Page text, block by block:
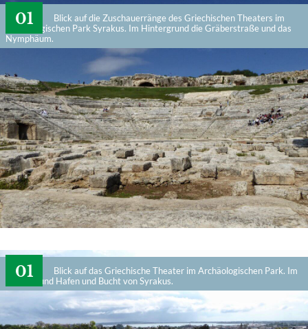
Blick auf die Zuschauerränge des Griechischen Theaters im
Archäologischen Park Syrakus. Im Hintergrund die Gräberstraße und das
Nymphäum.
Blick auf das Griechische Theater im Archäologischen Park. Im
Hintergrund Hafen und Bucht von Syrakus.